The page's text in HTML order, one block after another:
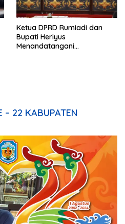
Ketua DPRD Rumiadi dan
Bupati Heriyus
Menandatangani
– 22 KABUPATEN